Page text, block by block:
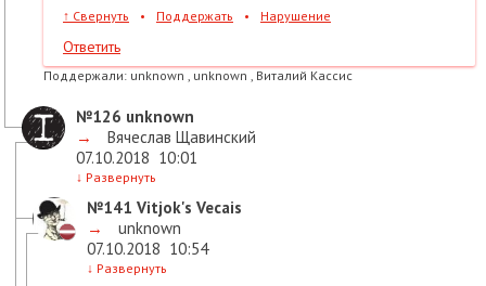
↑ Свернуть • Поддержать • Нарушение
Ответить
Поддержали: unknown , unknown , Виталий Кассис
№126 unknown
→
Вячеслав Щавинский
07.10.2018 10:01
↓ Развернуть
№141 Vitjok's Vecais
→
unknown
07.10.2018 10:54
↓ Развернуть